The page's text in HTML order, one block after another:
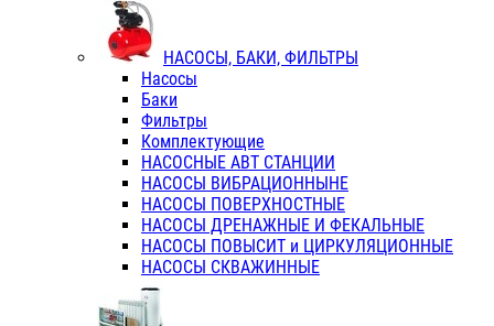
НАСОСЫ, БАКИ, ФИЛЬТРЫ
Насосы
Баки
Фильтры
Комплектующие
НАСОСНЫЕ АВТ СТАНЦИИ
НАСОСЫ ВИБРАЦИОННЫНЕ
НАСОСЫ ПОВЕРХНОСТНЫЕ
НАСОСЫ ДРЕНАЖНЫЕ И ФЕКАЛЬНЫЕ
НАСОСЫ ПОВЫСИТ и ЦИРКУЛЯЦИОННЫЕ
НАСОСЫ СКВАЖИННЫЕ